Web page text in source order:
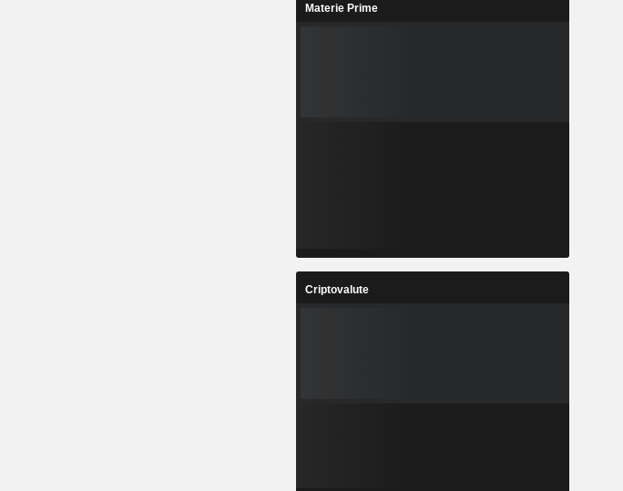
Materie Prime
Criptovalute